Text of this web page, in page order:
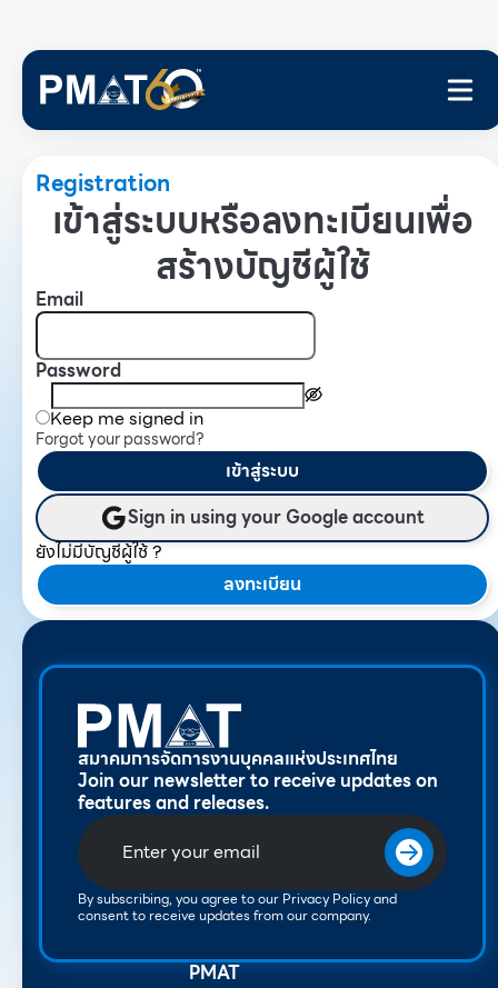
Registration
เข้าสู่ระบบหรือลงทะเบียนเพื่อ
สร้างบัญชีผู้ใช้
Email
Password
Keep me signed in
Forgot your password?
เข้าสู่ระบบ
Sign in using your Google account
ยังไม่มีบัญชีผู้ใช้ ?
ลงทะเบียน
สมาคมการจัดการงานบุคคลแห่งประเทศไทย
Join our newsletter to receive updates on
features and releases.
By subscribing, you agree to our Privacy Policy and
consent to receive updates from our company.
PMAT